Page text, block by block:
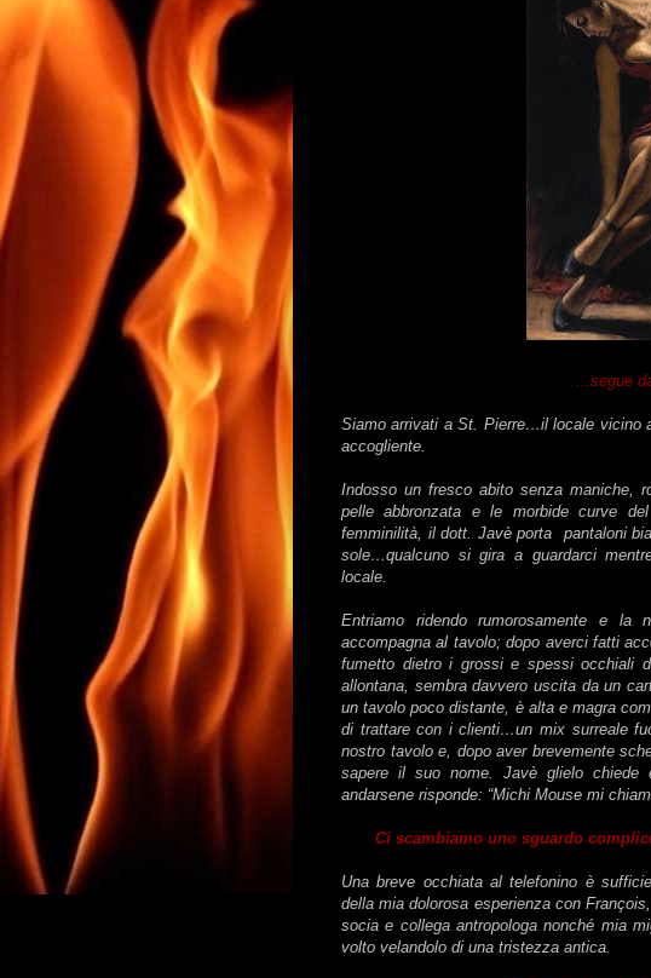
...segue
Siamo arrivati a St. Pierre…il locale vicino
accogliente.
Indosso un fresco abito senza maniche,
pelle abbronzata e le morbide curve
femminilità, il dott. Javè porta pantaloni
sole…qualcuno si gira a guardarci
locale.
Entriamo ridendo rumorosamente e
accompagna al tavolo; dopo averci fatti
fumetto dietro i grossi e spessi occhiali
allontana, sembra davvero uscita da un
un tavolo poco distante, è alta e magra
di trattare con i clienti…un mix surreale
nostro tavolo e, dopo aver brevemente
sapere il suo nome. Javè glielo
andarsene risponde: “Michi Mouse mi
Ci scambiamo uno sguardo
Una breve occhiata al telefonino è
della mia dolorosa esperienza con
socia e collega antropologa nonché mia
volto velandolo di una tristezza antica.